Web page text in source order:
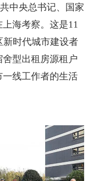
中央总书记、国家
海考察。这是11
新时代城市建设者
型出租房源租户
线工作者的生活